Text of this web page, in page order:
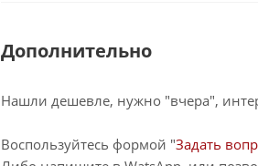
Дополнительно
Нашли дешевле, нужно "вчера",
Воспользуйтесь формой "Задать